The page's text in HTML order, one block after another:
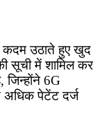
कदम उठाते हुए खुद
सूची में शामिल कर
जिन्होंने 6G
पेटेंट दर्ज